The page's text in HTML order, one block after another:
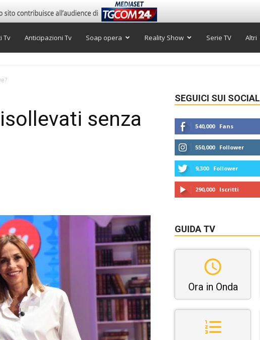
Tv Anticipazioni Tv Soap opera Reality Show Serie TV Altri
senza
SEGUICI SUI SOCIAL
540,000 Fans
550,000 Follower
9,300 Follower
290,000 Iscritti
GUIDA TV
Ora in Onda